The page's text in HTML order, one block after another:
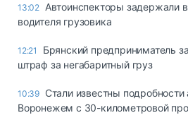
13:02 Автоинспекторы задержали
водителя грузовика
12:21
Брянский предприниматель
штраф за негабаритный груз
10:39 Стали известны подробности
Воронежем с 30-километровой